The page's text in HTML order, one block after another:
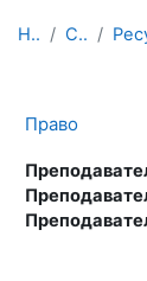
Home Courses
Право